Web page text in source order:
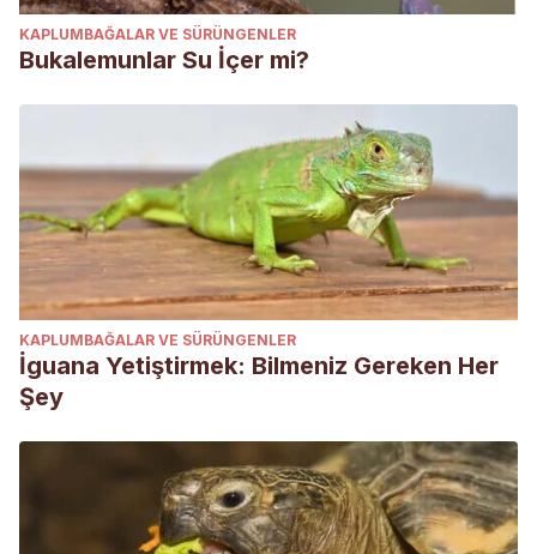
KAPLUMBAĞALAR VE SÜRÜNGENLER
Bukalemunlar Su İçer mi?
KAPLUMBAĞALAR VE SÜRÜNGENLER
İguana Yetiştirmek: Bilmeniz Gereken Her
Şey